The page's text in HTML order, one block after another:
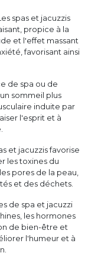
spas et jacuzzis
propice à la
et l'effet massant
favorisant ainsi
de spa ou de
sommeil plus
induite par
l'esprit et à
et jacuzzis favorise
les toxines du
pores de la peau,
et des déchets.
de spa et jacuzzi
les hormones
de bien-être et
l'humeur et à